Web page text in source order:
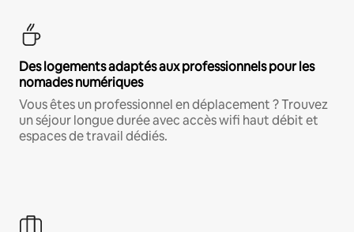
Des logements adaptés aux professionnels pour les
nomades numériques
Vous êtes un professionnel en déplacement ? Trouvez
un séjour longue durée avec accès wifi haut débit et
espaces de travail dédiés.